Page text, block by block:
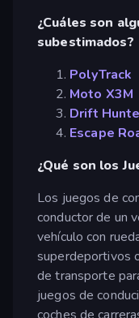
¿Cuáles son
subestimados?
PolyTrack
Moto X3M
Drift
Escape
¿Qué son los
Los juegos de
conductor de un
vehículo con
superdeportivos
de transporte
juegos de